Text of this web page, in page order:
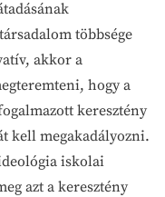
többsége
akkor a
hogy a
keresztény
kell megakadályozni.
iskolai
azt a keresztény